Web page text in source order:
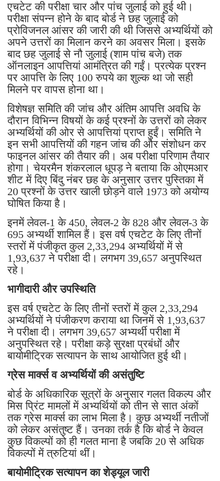
एचटेट की परीक्षा चार और पांच जुलाई को हुई थी।
परीक्षा संपन्न होने के बाद बोर्ड ने छह जुलाई को
प्रोविजनल आंसर की जारी की थी जिससे अभ्यर्थियों को
अपने उत्तरों का मिलान करने का अवसर मिला। इसके
बाद छह जुलाई से नौ जुलाई (शाम पांच बजे) तक
ऑनलाइन आपत्तियां आमंत्रित की गईं। प्रत्येक प्रश्न
पर आपत्ति के लिए 100 रुपये का शुल्क था जो सही
मिलने पर वापस होना था।
विशेषज्ञ समिति की जांच और अंतिम आपत्ति अवधि के
दौरान विभिन्न विषयों के कई प्रश्नों के उत्तरों को लेकर
अभ्यर्थियों की ओर से आपत्तियां प्राप्त हुईं। समिति ने
इन सभी आपत्तियों की गहन जांच की और संशोधन कर
फाइनल आंसर की तैयार की। अब परीक्षा परिणाम तैयार
होगा। चेयरमैन शंकरलाल धूपड़ ने बताया कि ओएमआर
शीट में दिए बिंदु नंबर छह के अनुसार उत्तर पुस्तिका में
20 प्रश्नों के उत्तर खाली छोड़ने वाले 1973 को अयोग्य
घोषित किया है।
इनमें लेवल-1 के 450, लेवल-2 के 828 और लेवल-3 के
695 अभ्यर्थी शामिल हैं। इस वर्ष एचटेट के लिए तीनों
स्तरों में पंजीकृत कुल 2,33,294 अभ्यर्थियों में से
1,93,637 ने परीक्षा दी। लगभग 39,657 अनुपस्थित
रहे।
भागीदारी और उपस्थिति
इस वर्ष एचटेट के लिए तीनों स्तरों में कुल 2,33,294
अभ्यर्थियों ने पंजीकरण कराया था जिनमें से 1,93,637
ने परीक्षा दी। लगभग 39,657 अभ्यर्थी परीक्षा में
अनुपस्थित रहे। परीक्षा कड़े सुरक्षा प्रबंधों और
बायोमीट्रिक सत्यापन के साथ आयोजित हुई थी।
ग्रेस मार्क्स व अभ्यर्थियों की असंतुष्टि
बोर्ड के अधिकारिक सूत्रों के अनुसार गलत विकल्प और
मिस प्रिंट मामलों में अभ्यर्थियों को तीन से सात अंकों
तक ग्रेस मार्क्स का लाभ मिला है। कुछ अभ्यर्थी नतीजों
को लेकर असंतुष्ट हैं। उनका तर्क है कि बोर्ड ने केवल
कुछ विकल्पों को ही गलत माना है जबकि 20 से अधिक
विकल्पों में त्रुटियां थीं।
बायोमीट्रिक सत्यापन का शेड्यूल जारी